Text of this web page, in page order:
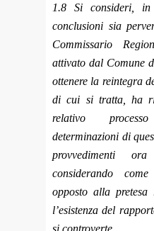
1.8 Si consideri,
conclusioni sia
Commissario
attivato dal Comune
ottenere la reintegra
di cui si tratta, ha
relativo
determinazioni di
provvedimenti
considerando
opposto alla pretesa
l’esistenza del
si controverte.